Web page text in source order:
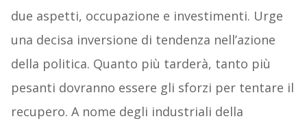
due aspetti, occupazione e investimenti. Urge
una decisa inversione di tendenza nell’azione
della politica. Quanto più tarderà, tanto più
pesanti dovranno essere gli sforzi per tentare il
recupero. A nome degli industriali della